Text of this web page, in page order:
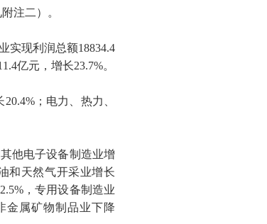
注二）。
实现利润总额18834.4
亿元，增长23.7%。
20.4%；电力、热力、
他电子设备制造业增
和天然气开采业增长
2.5%，专用设备制造业
金属矿物制品业下降